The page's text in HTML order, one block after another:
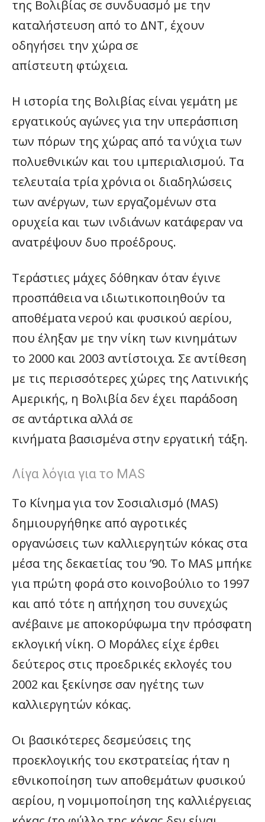
της Βολιβίας σε συνδυασμό με την
καταλήστευση από το ΔΝΤ, έχουν
οδηγήσει την χώρα σε
απίστευτη φτώχεια.
Η ιστορία της Βολιβίας είναι γεμάτη με
εργατικούς αγώνες για την υπεράσπιση
των πόρων της χώρας από τα νύχια των
πολυεθνικών και του ιμπεριαλισμού. Τα
τελευταία τρία χρόνια οι διαδηλώσεις
των ανέργων, των εργαζομένων στα
ορυχεία και των ινδιάνων κατάφεραν να
ανατρέψουν δυο προέδρους.
Τεράστιες μάχες δόθηκαν όταν έγινε
προσπάθεια να ιδιωτικοποιηθούν τα
αποθέματα νερού και φυσικού αερίου,
που έληξαν με την νίκη των κινημάτων
το 2000 και 2003 αντίστοιχα. Σε αντίθεση
με τις περισσότερες χώρες της Λατινικής
Αμερικής, η Βολιβία δεν έχει παράδοση
σε αντάρτικα αλλά σε
κινήματα βασισμένα στην εργατική τάξη.
Λίγα λόγια για το MAS
Το Κίνημα για τον Σοσιαλισμό (MAS)
δημιουργήθηκε από αγροτικές
οργανώσεις των καλλιεργητών κόκας στα
μέσα της δεκαετίας του ’90. Το MAS μπήκε
για πρώτη φορά στο κοινοβούλιο το 1997
και από τότε η απήχηση του συνεχώς
ανέβαινε με αποκορύφωμα την πρόσφατη
εκλογική νίκη. Ο Μοράλες είχε έρθει
δεύτερος στις προεδρικές εκλογές του
2002 και ξεκίνησε σαν ηγέτης των
καλλιεργητών κόκας.
Οι βασικότερες δεσμεύσεις της
προεκλογικής του εκστρατείας ήταν η
εθνικοποίηση των αποθεμάτων φυσικού
αερίου, η νομιμοποίηση της καλλιέργειας